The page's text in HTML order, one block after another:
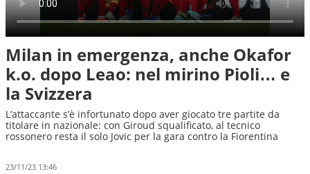
Milan in emergenza, anche Okafor
k.o. dopo Leao: nel mirino Pioli… e
la Svizzera
L’attaccante s’è infortunato dopo aver giocato tre partite da
titolare in nazionale: con Giroud squalificato, al tecnico
rossonero resta il solo Jovic per la gara contro la Fiorentina
23/11/23 13:46